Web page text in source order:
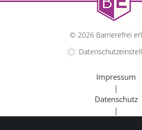
© 2026 Barrierefrei
Impressum
|
Datenschutz
|